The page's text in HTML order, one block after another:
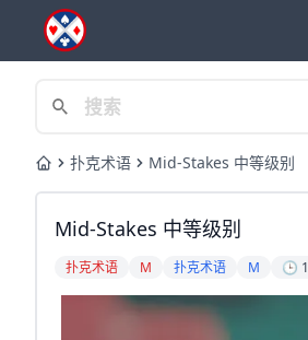
Home扑克术语 Mid-Stakes 中等级别
Mid-Stakes 中等级别
扑克术语 M 扑克术语 M 🕒 1